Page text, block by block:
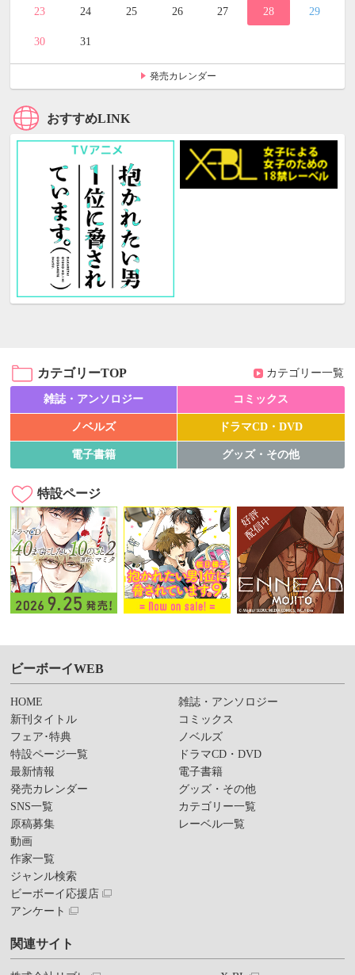
23 24 25 26 27 28 29
30 31
発売カレンダー
おすすめLINK
カテゴリーTOP カテゴリー一覧
雑誌・アンソロジー コミックス
ノベルズ ドラマCD・DVD
電子書籍 グッズ・その他
特設ページ
ビーボーイWEB
HOME
新刊タイトル
フェア･特典
特設ページ一覧
最新情報
発売カレンダー
SNS一覧
原稿募集
動画
作家一覧
ジャンル検索
ビーボーイ応援店
アンケート
雑誌・アンソロジー
コミックス
ノベルズ
ドラマCD・DVD
電子書籍
グッズ・その他
カテゴリー一覧
レーベル一覧
関連サイト